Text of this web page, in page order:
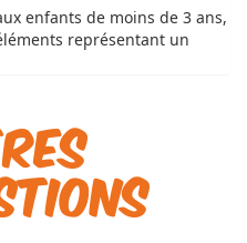
enfants de moins de 3 ans,
représentant un